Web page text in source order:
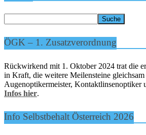
ÖGK – 1. Zusatzverordnung
Rückwirkend mit 1. Oktober 2024 trat die
in Kraft, die weitere Meilensteine gleichsam
Augenoptikermeister, Kontaktlinsenoptiker
Infos hier.
Info Selbstbehalt Österreich 2026